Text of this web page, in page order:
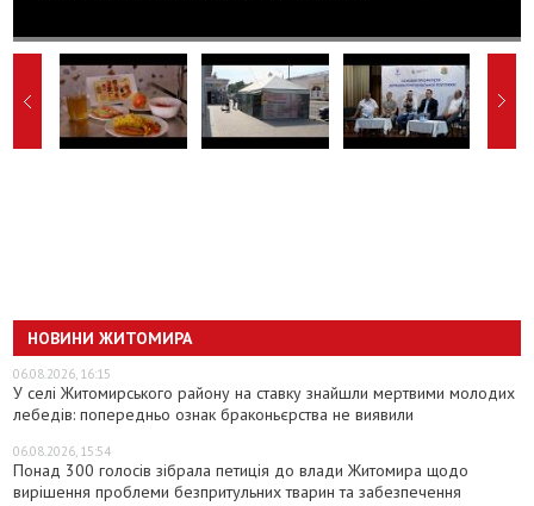
НОВИНИ ЖИТОМИРА
06.08.2026, 16:15
У селі Житомирського району на ставку знайшли мертвими молодих
лебедів: попередньо ознак браконьєрства не виявили
06.08.2026, 15:54
Понад 300 голосів зібрала петиція до влади Житомира щодо
вирішення проблеми безпритульних тварин та забезпечення